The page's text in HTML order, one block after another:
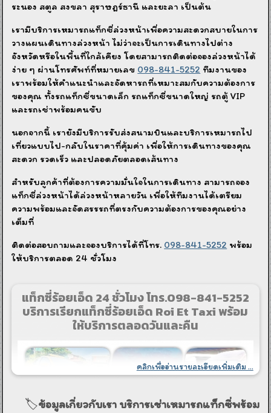
ระนอง สตูล สงขลา สุราษฎร์ธานี และยะลา เป็นต้น
เรามีบริการเหมารถแท็กซี่ล่วงหน้าเพื่อความสะดวกสบายในการ
วางแผนเดินทางล่วงหน้า ไม่ว่าจะเป็นการเดินทางไปต่าง
จังหวัดหรือในพื้นที่ใกล้เคียง โดยสามารถติดต่อจองล่วงหน้าได้
ง่าย ๆ ผ่านโทรศัพท์ที่หมายเลข 098-841-5252 ทีมงานของ
เราพร้อมให้คำแนะนำและจัดหารถที่เหมาะสมกับความต้องการ
ของคุณ ทั้งรถแท็กซี่ขนาดเล็ก รถแท็กซี่ขนาดใหญ่ รถตู้ VIP
และรถเช่าพร้อมคนขับ
นอกจากนี้ เรายังมีบริการรับส่งสนามบินและบริการเหมารถไป
เที่ยวแบบไป-กลับในราคาที่คุ้มค่า เพื่อให้การเดินทางของคุณ
สะดวก รวดเร็ว และปลอดภัยตลอดเส้นทาง
สำหรับลูกค้าที่ต้องการความมั่นใจในการเดินทาง สามารถจอง
แท็กซี่ล่วงหน้าได้ล่วงหน้าหลายวัน เพื่อให้ทีมงานได้เตรียม
ความพร้อมและจัดสรรรถที่ตรงกับความต้องการของคุณอย่าง
เต็มที่
ติดต่อสอบถามและจองบริการได้ที่โทร. 098-841-5252 พร้อม
ให้บริการตลอด 24 ชั่วโมง
แท็กซี่ร้อยเอ็ด 24 ชั่วโมง โทร.098-841-5252
บริการเรียกแท็กซี่ร้อยเอ็ด Roi Et Taxi พร้อม
ให้บริการตลอดวันและคืน
คลิกเพื่ออ่านรายละเอียดเพิ่มเติม ...
🏷️ข้อมูลเกี่ยวกับเรา บริการเช่าเหมารถแท็กซี่พร้อม